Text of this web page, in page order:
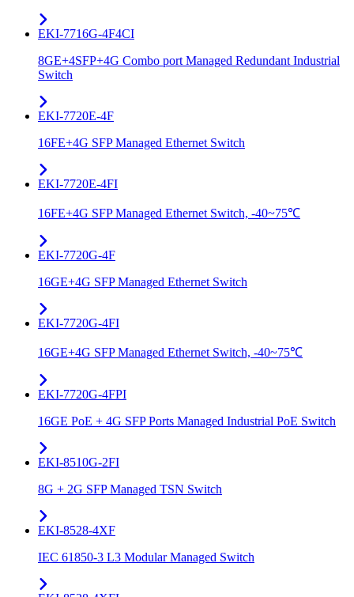
EKI-7716G-4F4CI
8GE+4SFP+4G Combo port Managed Redundant Industrial
Switch
EKI-7720E-4F
16FE+4G SFP Managed Ethernet Switch
EKI-7720E-4FI
16FE+4G SFP Managed Ethernet Switch, -40~75℃
EKI-7720G-4F
16GE+4G SFP Managed Ethernet Switch
EKI-7720G-4FI
16GE+4G SFP Managed Ethernet Switch, -40~75℃
EKI-7720G-4FPI
16GE PoE + 4G SFP Ports Managed Industrial PoE Switch
EKI-8510G-2FI
8G + 2G SFP Managed TSN Switch
EKI-8528-4XF
IEC 61850-3 L3 Modular Managed Switch